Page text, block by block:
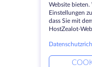
Website bieten.
Einstellungen
dass Sie mit
HostZealot-